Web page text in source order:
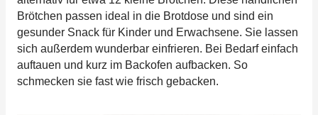
Brötchen passen ideal in die Brotdose und sind ein
gesunder Snack für Kinder und Erwachsene. Sie lassen
sich außerdem wunderbar einfrieren. Bei Bedarf einfach
auftauen und kurz im Backofen aufbacken. So
schmecken sie fast wie frisch gebacken.